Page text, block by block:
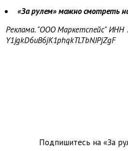
«За рулем» можно смотреть
Реклама. "ООО Маркетспейс" ИНН
Y1jgkD6uB6jK1phqkTLTbNJPjZgF
Подпишитесь на «За